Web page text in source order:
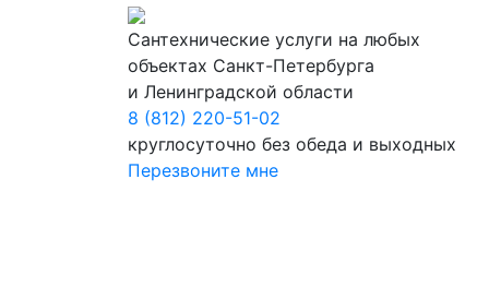
Сантехнические услуги на любых
объектах Санкт-Петербурга
и Ленинградской области
8 (812) 220-51-02
круглосуточно без обеда и выходных
Перезвоните мне